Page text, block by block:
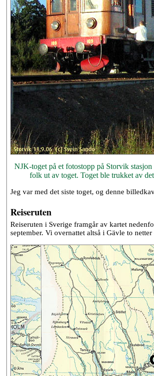
NJK-toget på et fotostopp på Storvik
folk ut av toget. Toget ble trukket av
Jeg var med det siste toget, og denne
Reiseruten
Reiseruten i Sverige framgår av kartet
september. Vi overnattet altså i Gävle to